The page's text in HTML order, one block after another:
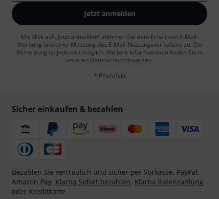
Jetzt anmelden
Mit Klick auf „Jetzt anmelden“ stimmen Sie dem Erhalt von E-Mail-
Werbung und einer Messung des E-Mail-Nutzungsverhaltens zu. Die
Abmeldung ist jederzeit möglich. Weitere Informationen finden Sie in
unseren Datenschutzhinweisen.
* Pflichtfeld
Sicher einkaufen & bezahlen
Bezahlen Sie vertraulich und sicher per Vorkasse, PayPal,
Amazon Pay, Klarna Sofort bezahlen, Klarna Ratenzahlung
oder Kreditkarte.